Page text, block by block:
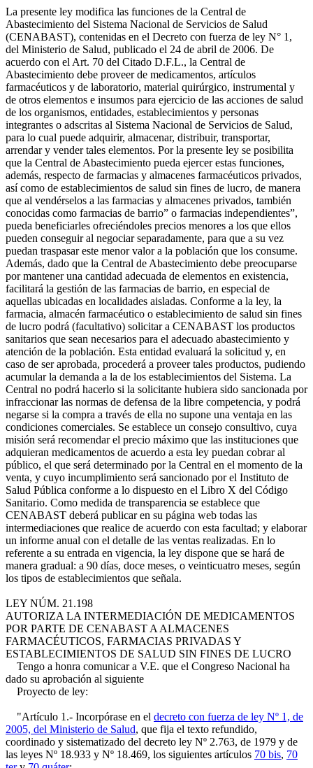
La presente ley modifica las funciones de la Central de
Abastecimiento del Sistema Nacional de Servicios de Salud
(CENABAST), contenidas en el Decreto con fuerza de ley N° 1,
del Ministerio de Salud, publicado el 24 de abril de 2006. De
acuerdo con el Art. 70 del Citado D.F.L., la Central de
Abastecimiento debe proveer de medicamentos, artículos
farmacéuticos y de laboratorio, material quirúrgico, instrumental y
de otros elementos e insumos para ejercicio de las acciones de salud
de los organismos, entidades, establecimientos y personas
integrantes o adscritas al Sistema Nacional de Servicios de Salud,
para lo cual puede adquirir, almacenar, distribuir, transportar,
arrendar y vender tales elementos. Por la presente ley se posibilita
que la Central de Abastecimiento pueda ejercer estas funciones,
además, respecto de farmacias y almacenes farmacéuticos privados,
así como de establecimientos de salud sin fines de lucro, de manera
que al vendérselos a las farmacias y almacenes privados, también
conocidas como farmacias de barrio” o farmacias independientes”,
pueda beneficiarles ofreciéndoles precios menores a los que ellos
pueden conseguir al negociar separadamente, para que a su vez
puedan traspasar este menor valor a la población que los consume.
Además, dado que la Central de Abastecimiento debe preocuparse
por mantener una cantidad adecuada de elementos en existencia,
facilitará la gestión de las farmacias de barrio, en especial de
aquellas ubicadas en localidades aisladas. Conforme a la ley, la
farmacia, almacén farmacéutico o establecimiento de salud sin fines
de lucro podrá (facultativo) solicitar a CENABAST los productos
sanitarios que sean necesarios para el adecuado abastecimiento y
atención de la población. Esta entidad evaluará la solicitud y, en
caso de ser aprobada, procederá a proveer tales productos, pudiendo
acumular la demanda a la de los establecimientos del Sistema. La
Central no podrá hacerlo si la solicitante hubiera sido sancionada por
infraccionar las normas de defensa de la libre competencia, y podrá
negarse si la compra a través de ella no supone una ventaja en las
condiciones comerciales. Se establece un consejo consultivo, cuya
misión será recomendar el precio máximo que las instituciones que
adquieran medicamentos de acuerdo a esta ley puedan cobrar al
público, el que será determinado por la Central en el momento de la
venta, y cuyo incumplimiento será sancionado por el Instituto de
Salud Pública conforme a lo dispuesto en el Libro X del Código
Sanitario. Como medida de transparencia se establece que
CENABAST deberá publicar en su página web todas las
intermediaciones que realice de acuerdo con esta facultad; y elaborar
un informe anual con el detalle de las ventas realizadas. En lo
referente a su entrada en vigencia, la ley dispone que se hará de
manera gradual: a 90 días, doce meses, o veinticuatro meses, según
los tipos de establecimientos que señala.
LEY NÚM. 21.198
AUTORIZA LA INTERMEDIACIÓN DE MEDICAMENTOS
POR PARTE DE CENABAST A ALMACENES
FARMACÉUTICOS, FARMACIAS PRIVADAS Y
ESTABLECIMIENTOS DE SALUD SIN FINES DE LUCRO
Tengo a honra comunicar a V.E. que el Congreso Nacional ha
dado su aprobación al siguiente
Proyecto de ley:
"Artículo 1.- Incorpórase en el decreto con fuerza de ley Nº 1, de
2005, del Ministerio de Salud, que fija el texto refundido,
coordinado y sistematizado del decreto ley Nº 2.763, de 1979 y de
las leyes Nº 18.933 y Nº 18.469, los siguientes artículos 70 bis, 70